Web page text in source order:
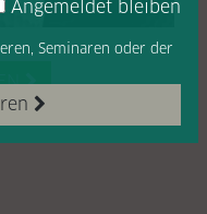

Seminaren oder der
Angemeldet bleiben